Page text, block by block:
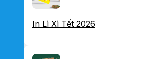
In Lì Xì Tết 2026